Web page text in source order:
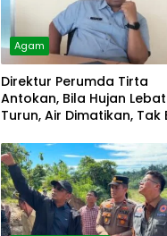
Agam
Direktur Perumda Tirta
Antokan, Bila Hujan Lebat
Turun, Air Dimatikan, Tak